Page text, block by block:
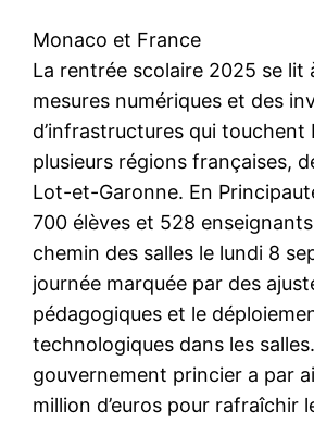
Monaco et France
La rentrée scolaire 2025 se lit
mesures numériques et des
d’infrastructures qui touchent
plusieurs régions françaises,
Lot-et-Garonne. En
700 élèves et 528
chemin des salles le lundi 8
journée marquée par des
pédagogiques et le
technologiques dans les
gouvernement princier a par
million d’euros pour rafraîchir